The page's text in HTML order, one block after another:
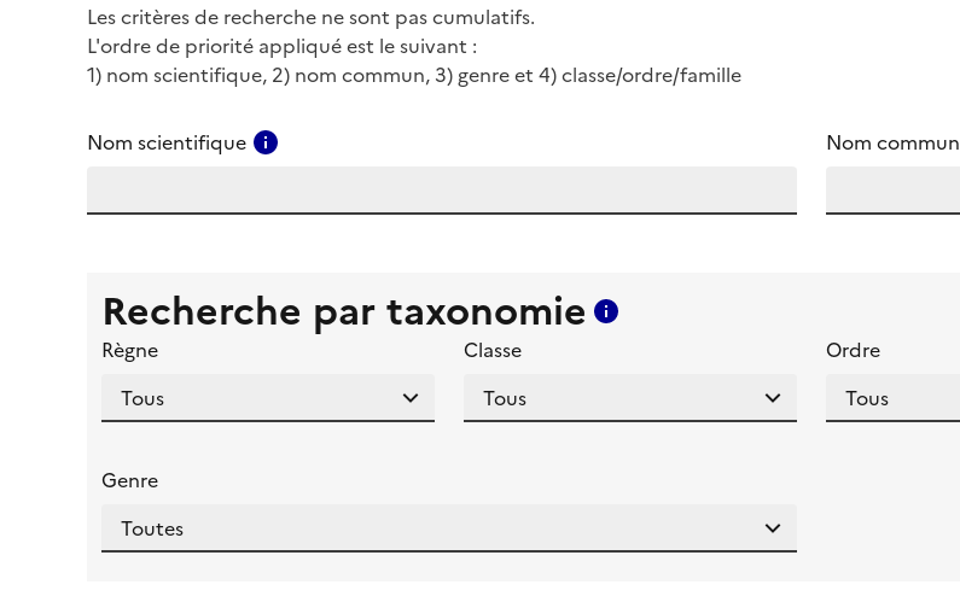
Les critères de recherche ne sont pas cumulatifs.
L'ordre de priorité appliqué est le suivant :
1) nom scientifique, 2) nom commun, 3) genre et 4) classe/ordre/famille
Nom scientifique Nom commun
Recherche par taxonomie
Règne
Classe Ordre
Genre